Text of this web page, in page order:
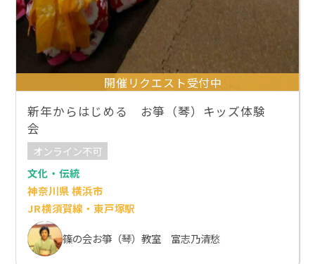
開催リクエスト受付中
新年からはじめる お箏（琴）キッズ体験
会
オンライン不可
文化・伝統
神奈川県 横浜市
JR横須賀線・東戸塚駅
篠の会お箏（琴）教室 富志乃清愁